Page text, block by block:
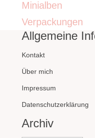
Minialben
Verpackungen
Allgemeine
Kontakt
Über mich
Impressum
Datenschutzerklärung
Archiv